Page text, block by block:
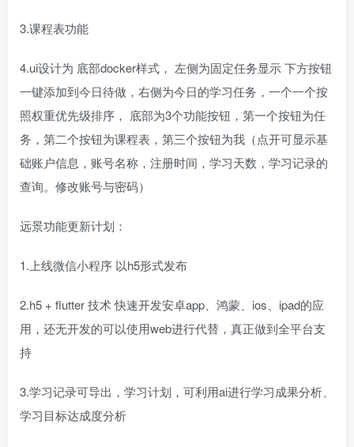
3.课程表功能
4.ui设计为 底部docker样式， 左侧为固定任务显示 下方按钮
一键添加到今日待做，右侧为今日的学习任务，一个一个按
照权重优先级排序， 底部为3个功能按钮，第一个按钮为任
务，第二个按钮为课程表，第三个按钮为我（点开可显示基
础账户信息，账号名称，注册时间，学习天数，学习记录的
查询。修改账号与密码）
远景功能更新计划：
1.上线微信小程序 以h5形式发布
2.h5 + flutter 技术 快速开发安卓app、鸿蒙、ios、ipad的应
用，还无开发的可以使用web进行代替，真正做到全平台支
持
3.学习记录可导出，学习计划，可利用ai进行学习成果分析、
学习目标达成度分析